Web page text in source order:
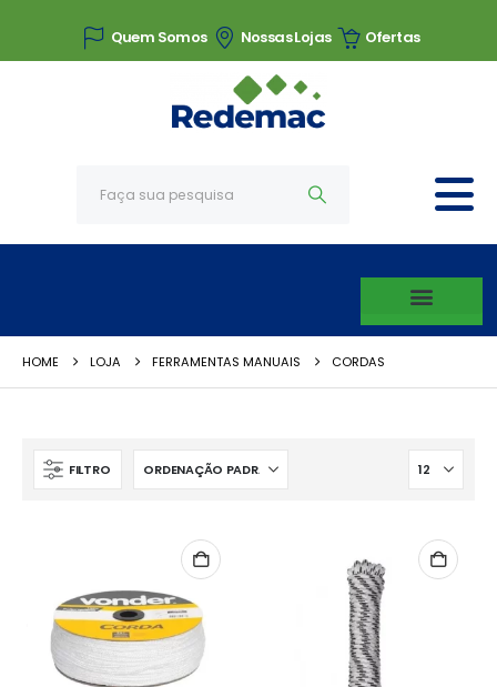
Quem Somos Nossas Lojas Ofertas
HOME LOJA FERRAMENTAS MANUAIS CORDAS
FILTRO